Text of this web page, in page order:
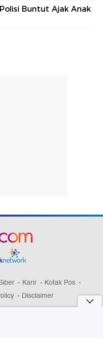
Buntut Ajak Anak
Karir
Kotak Pos
Disclaimer